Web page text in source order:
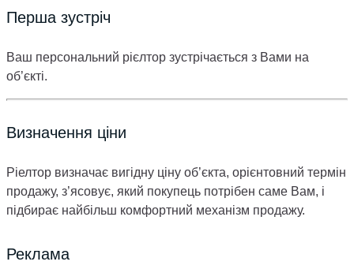
Перша зустріч
Ваш персональний рієлтор зустрічається з Вами на
об’єкті.
Визначення ціни
Ріелтор визначає вигідну ціну об’єкта, орієнтовний термін
продажу, з’ясовує, який покупець потрібен саме Вам, і
підбирає найбільш комфортний механізм продажу.
Реклама